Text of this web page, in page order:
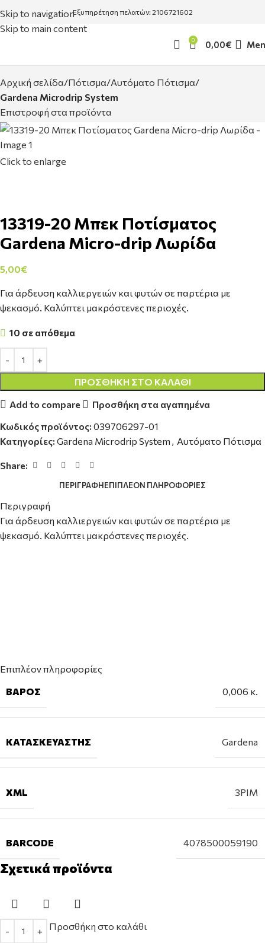
Skip to navigation
Skip to main content
Εξυπηρέτηση πελατών: 2106721602
0 0,00€
Αρχική σελίδα Πότισμα Αυτόματο Πότισμα
Gardena Microdrip System
Επιστροφή στα προϊόντα
Click to enlarge
13319-20 Μπεκ Ποτίσματος
Gardena Micro-drip Λωρίδα
5,00€
Για άρδευση καλλιεργειών και φυτών σε παρτέρια με
ψεκασμό. Καλύπτει μακρόστενες περιοχές.
10 σε απόθεμα
ΠΡΟΣΘΉΚΗ ΣΤΟ ΚΑΛΆΘΙ
Add to compare
Προσθήκη στα αγαπημένα
Κωδικός προϊόντος: 039706297-01
Κατηγορίες: Gardena Microdrip System , Αυτόματο Πότισμα
Share:
ΠΕΡΙΓΡΑΦΉΕΠΙΠΛΈΟΝ ΠΛΗΡΟΦΟΡΊΕΣ
Περιγραφή
Για άρδευση καλλιεργειών και φυτών σε παρτέρια με
ψεκασμό. Καλύπτει μακρόστενες περιοχές.
Επιπλέον πληροφορίες
ΒΆΡΟΣ
0,006 κ.
ΚΑΤΑΣΚΕΥΑΣΤΉΣ Gardena
XML 3PIM
BARCODE 4078500059190
Σχετικά προϊόντα
Προσθήκη στο καλάθι